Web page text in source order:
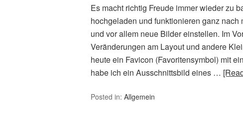
Es macht richtig Freude immer wieder zu
hochgeladen und funktionieren ganz
und vor allem neue Bilder einstellen. Im
Veränderungen am Layout und andere
heute ein Favicon (Favoritensymbol) mit
habe ich ein Ausschnittsbild eines …
Posted in: Allgemein